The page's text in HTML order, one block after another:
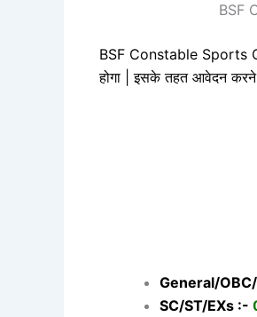
BSF
BSF Constable Sports
होगा | इसके तहत आवेदन करने
General/
SC/ST/EXs :-